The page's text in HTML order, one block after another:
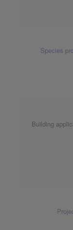
Species
Building